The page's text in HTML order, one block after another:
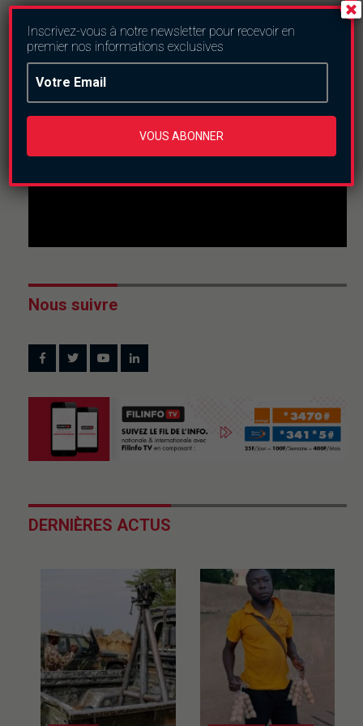
En direct
window.
Nous suivre
DERNIÈRES ACTUS
Inscrivez-vous à notre newsletter pour recevoir en
premier nos informations exclusives
VOUS ABONNER